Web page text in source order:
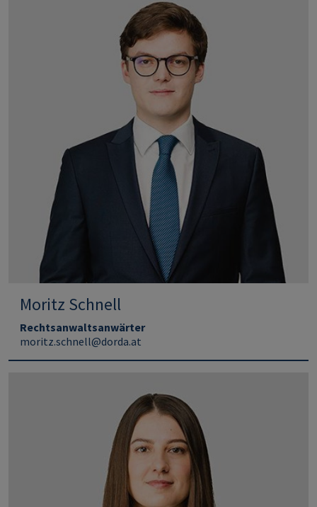
Moritz Schnell
Rechtsanwaltsanwärter
moritz.schnell@dorda.at